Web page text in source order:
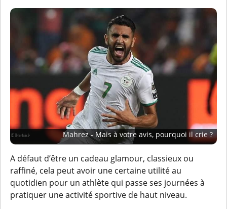
Mahrez - Mais à votre avis, pourquoi il crie ?
A défaut d’être un cadeau glamour, classieux ou
raffiné, cela peut avoir une certaine utilité au
quotidien pour un athlète qui passe ses journées à
pratiquer une activité sportive de haut niveau.